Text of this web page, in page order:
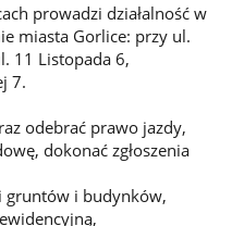
prowadzi działalność w
miasta Gorlice: przy ul.
11 Listopada 6,
7.
odebrać prawo jazdy,
dokonać zgłoszenia
i budynków,